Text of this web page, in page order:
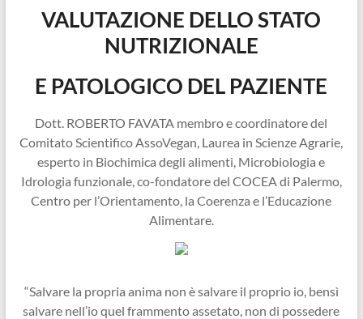
VALUTAZIONE DELLO STATO
NUTRIZIONALE
E PATOLOGICO DEL PAZIENTE
Dott. ROBERTO FAVATA membro e coordinatore del
Comitato Scientifico AssoVegan, Laurea in Scienze Agrarie,
esperto in Biochimica degli alimenti, Microbiologia e
Idrologia funzionale, co-fondatore del COCEA di Palermo,
Centro per l’Orientamento, la Coerenza e l’Educazione
Alimentare.
“Salvare la propria anima non è salvare il proprio io, bensì
salvare nell’io quel frammento assetato, non di possedere